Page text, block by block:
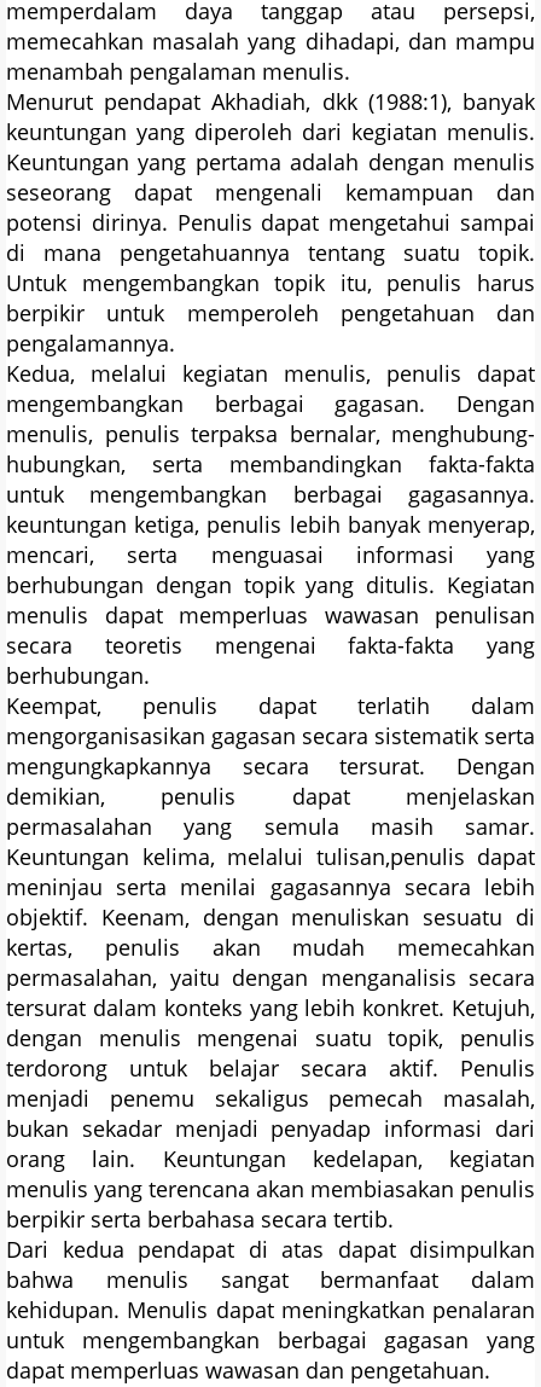
memperdalam daya tanggap atau persepsi,
memecahkan masalah yang dihadapi, dan mampu
menambah pengalaman menulis.
Menurut pendapat Akhadiah, dkk (1988:1), banyak
keuntungan yang diperoleh dari kegiatan menulis.
Keuntungan yang pertama adalah dengan menulis
seseorang dapat mengenali kemampuan dan
potensi dirinya. Penulis dapat mengetahui sampai
di mana pengetahuannya tentang suatu topik.
Untuk mengembangkan topik itu, penulis harus
berpikir untuk memperoleh pengetahuan dan
pengalamannya.
Kedua, melalui kegiatan menulis, penulis dapat
mengembangkan berbagai gagasan. Dengan
menulis, penulis terpaksa bernalar, menghubung-
hubungkan, serta membandingkan fakta-fakta
untuk mengembangkan berbagai gagasannya.
keuntungan ketiga, penulis lebih banyak menyerap,
mencari, serta menguasai informasi yang
berhubungan dengan topik yang ditulis. Kegiatan
menulis dapat memperluas wawasan penulisan
secara teoretis mengenai fakta-fakta yang
berhubungan.
Keempat, penulis dapat terlatih dalam
mengorganisasikan gagasan secara sistematik serta
mengungkapkannya secara tersurat. Dengan
demikian, penulis dapat menjelaskan
permasalahan yang semula masih samar.
Keuntungan kelima, melalui tulisan,penulis dapat
meninjau serta menilai gagasannya secara lebih
objektif. Keenam, dengan menuliskan sesuatu di
kertas, penulis akan mudah memecahkan
permasalahan, yaitu dengan menganalisis secara
tersurat dalam konteks yang lebih konkret. Ketujuh,
dengan menulis mengenai suatu topik, penulis
terdorong untuk belajar secara aktif. Penulis
menjadi penemu sekaligus pemecah masalah,
bukan sekadar menjadi penyadap informasi dari
orang lain. Keuntungan kedelapan, kegiatan
menulis yang terencana akan membiasakan penulis
berpikir serta berbahasa secara tertib.
Dari kedua pendapat di atas dapat disimpulkan
bahwa menulis sangat bermanfaat dalam
kehidupan. Menulis dapat meningkatkan penalaran
untuk mengembangkan berbagai gagasan yang
dapat memperluas wawasan dan pengetahuan.